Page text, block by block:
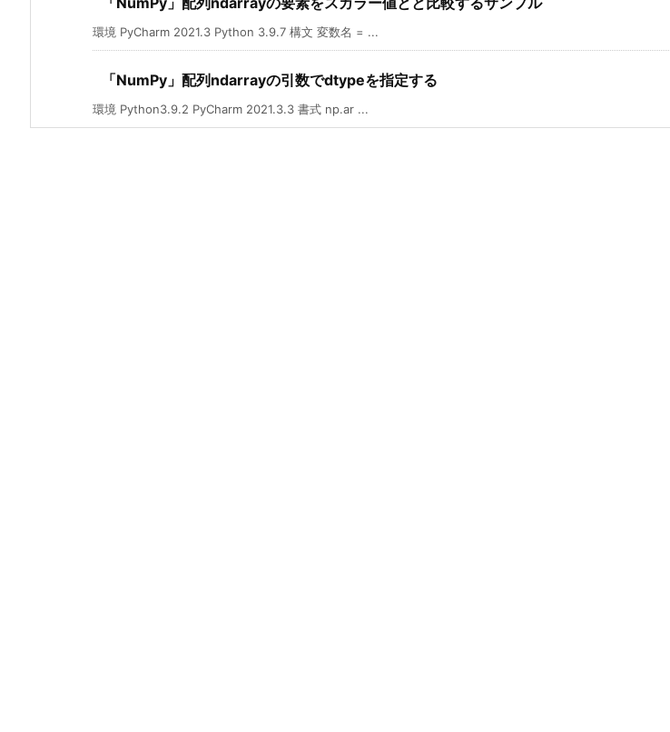
環境 PyCharm 2021.3 Python 3.9.7 構文 変数名 = ...
「NumPy」配列ndarrayの引数でdtypeを指定する
環境 Python3.9.2 PyCharm 2021.3.3 書式 np.ar ...